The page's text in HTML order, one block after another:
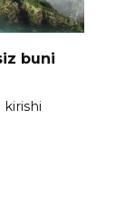
buni
kirishi